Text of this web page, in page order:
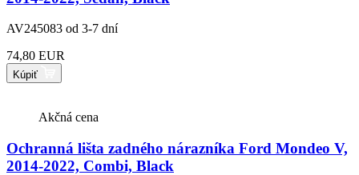
AV245083 od 3-7 dní
74,80 EUR
Kúpiť
Akčná cena
Ochranná lišta zadného nárazníka Ford Mondeo V,
2014-2022, Combi, Black